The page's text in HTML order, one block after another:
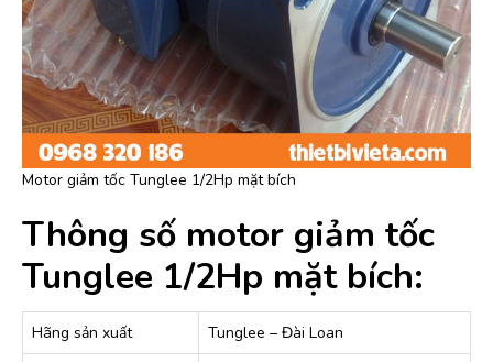
Motor giảm tốc Tunglee 1/2Hp mặt bích
Thông số motor giảm tốc
Tunglee 1/2Hp mặt bích:
Hãng sản xuất
Tunglee – Đài Loan